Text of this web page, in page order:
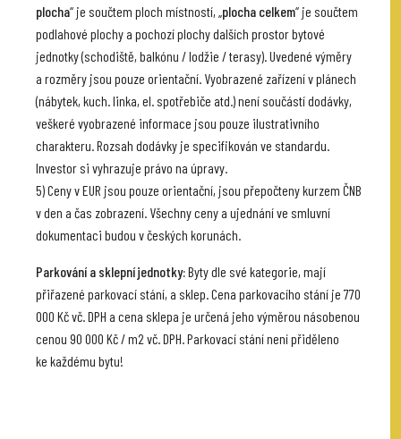
plocha“ je součtem ploch místností, „plocha celkem“ je součtem
podlahové plochy a pochozí plochy dalších prostor bytové
jednotky (schodiště, balkónu / lodžie / terasy). Uvedené výměry
a rozměry jsou pouze orientační. Vyobrazené zařízení v plánech
(nábytek, kuch. linka, el. spotřebiče atd.) není součástí dodávky,
veškeré vyobrazené informace jsou pouze ilustrativního
charakteru. Rozsah dodávky je specifikován ve standardu.
Investor si vyhrazuje právo na úpravy.
5) Ceny v EUR jsou pouze orientační, jsou přepočteny kurzem ČNB
v den a čas zobrazení. Všechny ceny a ujednání ve smluvní
dokumentaci budou v českých korunách.
Parkování a sklepní jednotky:Byty dle své kategorie, mají
přiřazené parkovací stání, a sklep. Cena parkovacího stání je 770
000 Kč vč. DPH a cena sklepa je určená jeho výměrou násobenou
cenou 90 000 Kč / m2 vč. DPH. Parkovací stání není přiděleno
ke každému bytu!